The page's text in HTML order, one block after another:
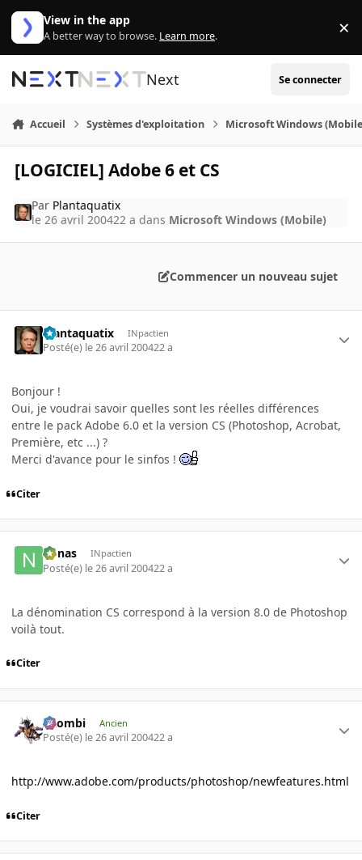
Aller au contenu
View in the app
A better way to browse. Learn more. ×
Next Se connecter
Accueil Systèmes d'exploitation Microsoft Windows
[LOGICIEL] Adobe 6 et CS
Par Plantaquatix
le 26 avril 200422 a dans Microsoft Windows (Mobile)
Commencer un nouveau sujet
Plantaquatix INpactien
Posté(e) le 26 avril 200422 a
Bonjour !
Oui, je voudrai savoir quelles sont les réelles différences
entre le pack Adobe 6.0 et la version CS (Photoshop, Acrobat,
Première, etc ...) ?
Merci d'avance pour le sinfos !
Citer
nonas INpactien
Posté(e) le 26 avril 200422 a
La dénomination CS correspond à la version 8.0 de Photoshop
voilà tout.
Citer
XZombi Ancien
Posté(e) le 26 avril 200422 a
http://www.adobe.com/products/photoshop/newfeatures.html
Citer